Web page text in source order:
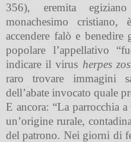
356), eremita
monachesimo
accendere falò e
popolare l’appellativo
indicare il virus herpes
raro trovare immagini
dell’abate invocato quale
E ancora: “La parrocchia
un’origine rurale,
del patrono. Nei giorni di